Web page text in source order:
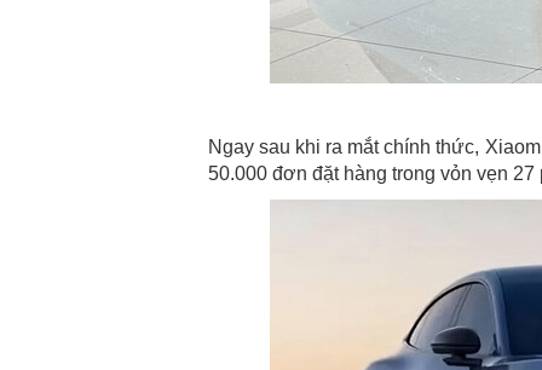
Ngay sau khi ra mắt chính thức,
50.000 đơn đặt hàng trong vỏn vẹn